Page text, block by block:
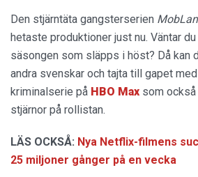
Den stjärntäta gangsterserien
hetaste produktioner just nu. Väntar
säsongen som släpps i höst? Då kan
andra svenskar och tajta till gapet
kriminalserie på HBO Max som
stjärnor på rollistan.
LÄS OCKSÅ: Nya Netflix-filmens
25 miljoner gånger på en vecka